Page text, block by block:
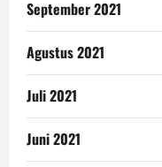
September 2021
Agustus 2021
Juli 2021
Juni 2021